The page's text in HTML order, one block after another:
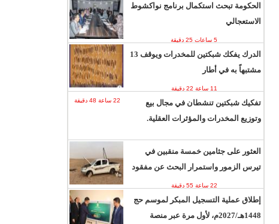
الحكومة تبحث استكمال برنامج نواكشوط
الاستعجالي
5 ساعات 25 دقيقة
الدرك يفكك شبكتين للمخدرات ويوقف 13
مشتبهاً به في أطار
11 ساعة 22 دقيقة
تفكيك شبكتين تنشطان في مجال بيع
وتوزيع المخدرات والمؤثرات العقلية.
22 ساعة 48 دقيقة
العثور على جثامين خمسة منقبين في
تيرس الزمور واستمرار البحث عن مفقود
22 ساعة 55 دقيقة
إطلاق عملية التسجيل المبكر لموسم حج
1448هـ/2027م، لأول مرة عبر منصة